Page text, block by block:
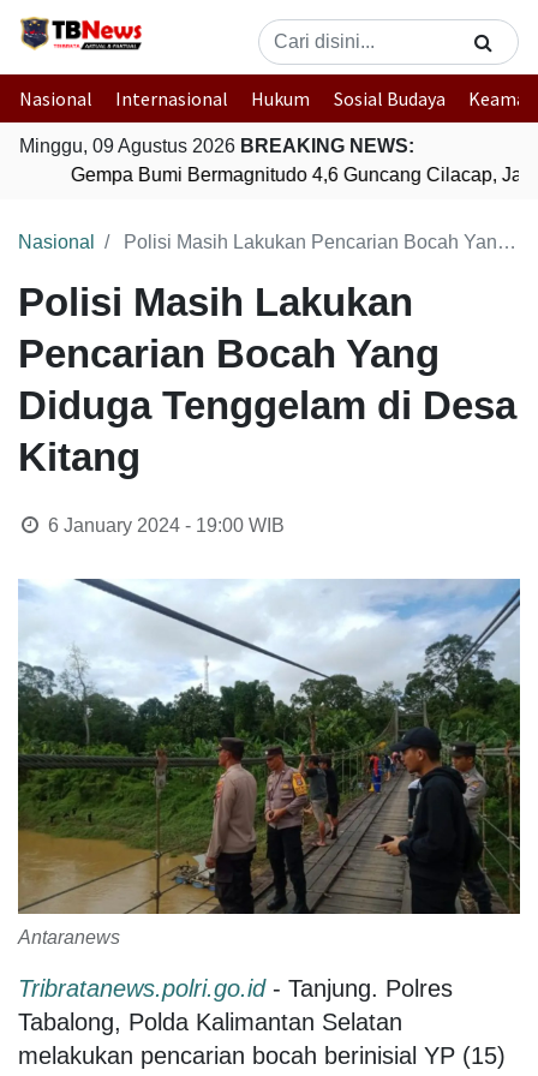
Nasional Internasional Hukum Sosial Budaya
Minggu, 09 Agustus 2026 BREAKING NEWS:
Gempa Bumi Bermagnitudo 4,6 Guncang Cilacap,
Nasional Polisi Masih Lakukan Pencarian Bocah Yang Diduga Tenggelam di Desa Kitang
Polisi Masih Lakukan
Pencarian Bocah Yang
Diduga Tenggelam di Desa
Kitang
6 January 2024 - 19:00WIB
Antaranews
Tribratanews.polri.go.id - Tanjung. Polres
Tabalong, Polda Kalimantan Selatan
melakukan pencarian bocah berinisial YP (15)